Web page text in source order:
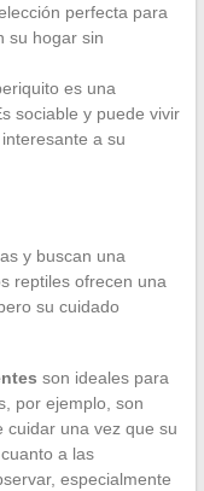
perfecta para
su hogar sin
es una
sociable y puede vivir
a su
y buscan una
reptiles ofrecen una
su cuidado
son ideales para
por ejemplo, son
cuidar una vez que su
a las
especialmente